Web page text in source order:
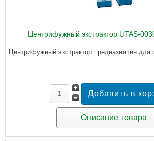
Центрифужный экстрактор UTAS-
Центрифужный экстрактор предназначен для
Описание товара